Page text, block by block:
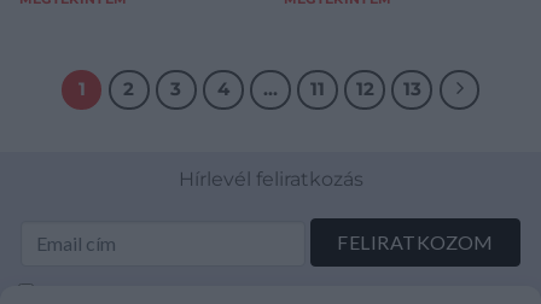
1 2 3 4 … 11 12 13
Hírlevél feliratkozás